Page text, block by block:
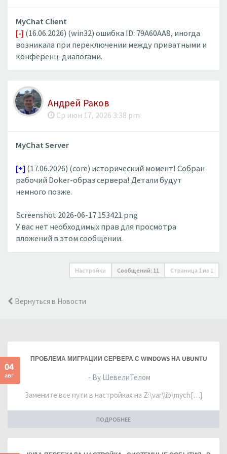
MyChat Client
[-] (16.06.2026) (win32) ошибка ID: 79A60AA8, иногда
возникала при переключении между приватными и
конференц-диалогами.
Андрей Раков
Ср июн 17, 2026 3:38 pm
MyChat Server
[+] (17.06.2026) (core) исторический момент! Собран
рабочий Doker-образ сервера! Детали будут
немного позже.
Screenshot 2026-06-17 153421.png
У вас нет необходимых прав для просмотра
вложений в этом сообщении.
Настройки Сообщений: 11 Страница 1 из 1
Вернуться в Новости
04
авг
ПРОБЛЕМА МИГРАЦИИ СЕРВЕРА С WINDOWS НА UBUNTU
- By ШевелиТелом
Замените все пути в настройках на Z:\var\lib\mych[…]
ПОДРОБНЕЕ